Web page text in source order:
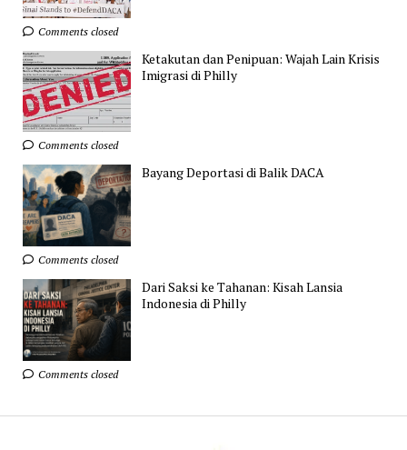
Comments closed
Ketakutan dan Penipuan: Wajah Lain Krisis
Imigrasi di Philly
Comments closed
Bayang Deportasi di Balik DACA
Comments closed
Dari Saksi ke Tahanan: Kisah Lansia
Indonesia di Philly
Comments closed